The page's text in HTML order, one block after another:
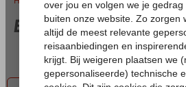
Bingo Reizen